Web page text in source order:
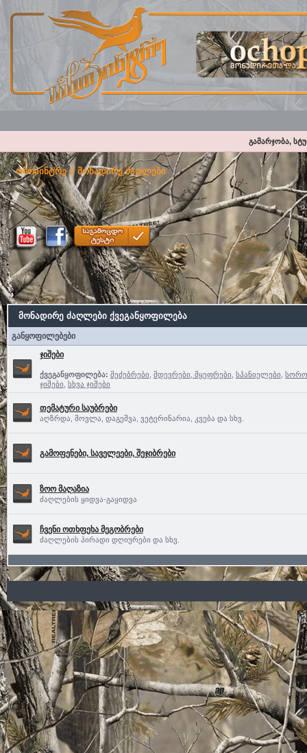
გამარჯობა,
ოჩოპინტრე>მონადირე ძაღლები
მონადირე ძაღლები ქვეგანყოფილება
განყოფილებები
ჯიშები
ქვეგანყოფილება: მეძებრები მდევრები, მყეფრები სპანიელები
ჯიშები სხვა ჯიშები
თემატური საუბრები
აღზრდა, მოვლა, დაგეშვა, ვეტერინარია, კვება და სხვ.
გამოფენები, საველეები, შეჯიბრები
ზოო მაღაზია
ძაღლების ყიდვა-გაყიდვა
ჩვენი ოთხფეხა მეგობრები
ძაღლების პირადი დღიურები და სხვ.